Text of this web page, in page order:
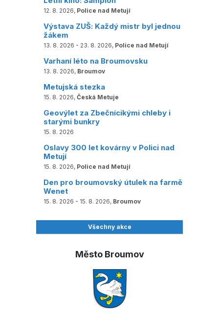
12. 8. 2026, Police nad Metují
Výstava ZUŠ: Každý mistr byl jednou
žákem
13. 8. 2026 - 23. 8. 2026, Police nad Metují
Varhaní léto na Broumovsku
13. 8. 2026, Broumov
Metujská stezka
15. 8. 2026, Česká Metuje
Geovýlet za Zbečnícikými chleby i
starými bunkry
15. 8. 2026
Oslavy 300 let kovárny v Polici nad
Metují
15. 8. 2026, Police nad Metují
Den pro broumovský útulek na farmě
Wenet
15. 8. 2026 - 15. 8. 2026, Broumov
Všechny akce
Město Broumov